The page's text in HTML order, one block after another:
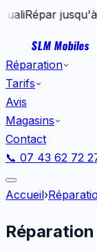
jusqu'à -
SLM Mobiles
Réparation
Tarifs
Avis
Magasins
Contact
📞 07 43 62 72
Accueil›